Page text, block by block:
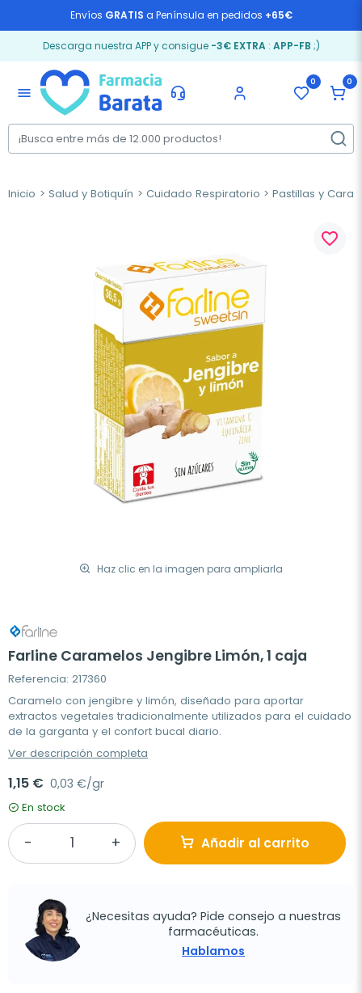
Envíos GRATIS a Península en pedidos +65€
Descarga nuestra APP y consigue -3€ EXTRA: APP-FB ;)
menu
0 0
Inicio Salud y Botiquín Cuidado Respiratorio Pastillas y
Haz clic en la imagen para ampliarla
favorite_border
Farline Caramelos Jengibre Limón, 1 caja
Referencia: 217360
Caramelo con jengibre y limón, diseñado para aportar
extractos vegetales tradicionalmente utilizados para el cuidado
de la garganta y el confort bucal diario.
Ver descripción completa
1,15 € 0,03 €/gr
En stock
Añadir al carrito
¿Necesitas ayuda? Pide consejo a nuestras
farmacéuticas.
Hablamos